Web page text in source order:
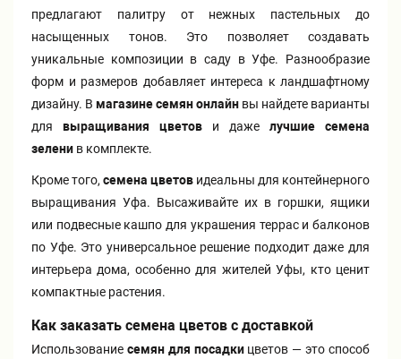
предлагают палитру от нежных пастельных до
насыщенных тонов. Это позволяет создавать
уникальные композиции в саду в Уфе. Разнообразие
форм и размеров добавляет интереса к ландшафтному
дизайну. В магазине семян онлайн вы найдете варианты
для выращивания цветов и даже лучшие семена
зелени в комплекте.
Кроме того, семена цветов идеальны для контейнерного
выращивания Уфа. Высаживайте их в горшки, ящики
или подвесные кашпо для украшения террас и балконов
по Уфе. Это универсальное решение подходит даже для
интерьера дома, особенно для жителей Уфы, кто ценит
компактные растения.
Как заказать семена цветов с доставкой
Использование семян для посадкицветов — это способ